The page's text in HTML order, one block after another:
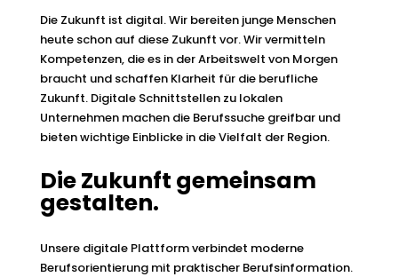
Die Zukunft ist digital. Wir bereiten junge Menschen
heute schon auf diese Zukunft vor. Wir vermitteln
Kompetenzen, die es in der Arbeitswelt von Morgen
braucht und schaffen Klarheit für die berufliche
Zukunft. Digitale Schnittstellen zu lokalen
Unternehmen machen die Berufssuche greifbar und
bieten wichtige Einblicke in die Vielfalt der Region.
Die Zukunft gemeinsam
gestalten.
Unsere digitale Plattform verbindet moderne
Berufsorientierung mit praktischer Berufsinformation.